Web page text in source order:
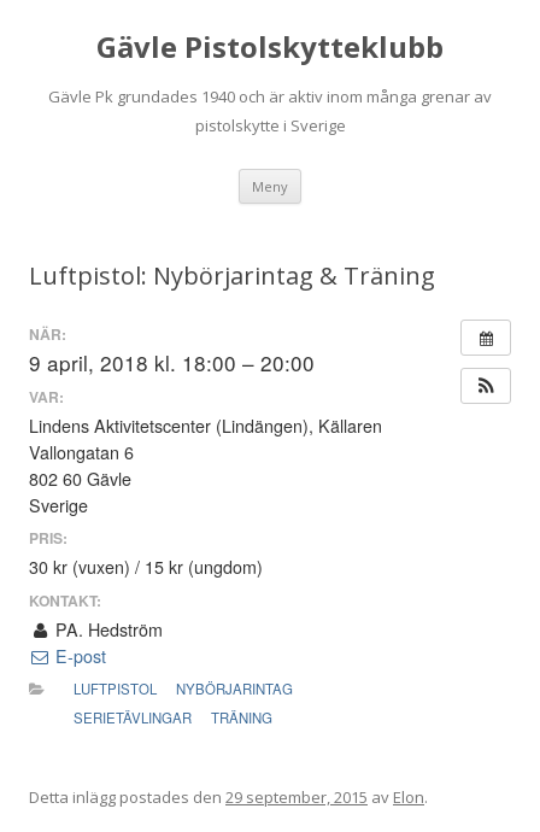
Gävle Pistolskytteklubb
Gävle Pk grundades 1940 och är aktiv inom många grenar av
pistolskytte i Sverige
Meny
Luftpistol: Nybörjarintag & Träning
NÄR:
9 april, 2018 kl. 18:00 – 20:00
VAR:
Lindens Aktivitetscenter (Lindängen), Källaren
Vallongatan 6
802 60 Gävle
Sverige
PRIS:
30 kr (vuxen) / 15 kr (ungdom)
KONTAKT:
PA. Hedström
E-post
LUFTPISTOL
NYBÖRJARINTAG
SERIETÄVLINGAR
TRÄNING
Detta inlägg postades den 29 september, 2015 av Elon.